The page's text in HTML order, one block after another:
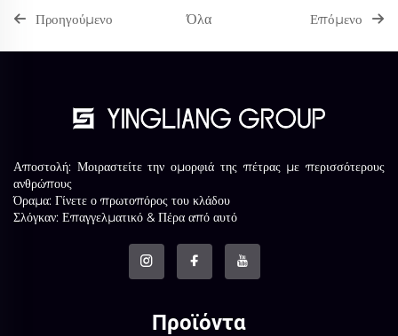
Προηγούμενο Όλα Επόμενο
Αποστολή: Μοιραστείτε την ομορφιά της πέτρας με περισσότερους
ανθρώπους
Όραμα: Γίνετε ο πρωτοπόρος του κλάδου
Σλόγκαν: Επαγγελματικό & Πέρα από αυτό
Προϊόντα